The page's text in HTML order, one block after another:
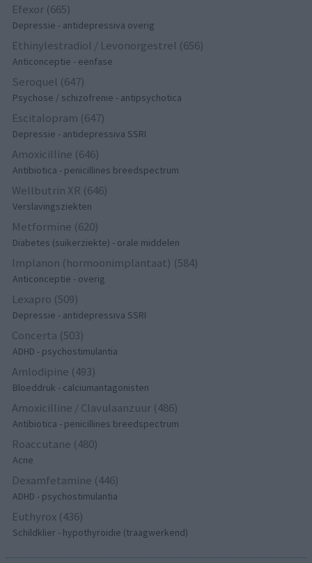
Efexor (665)
Depressie - antidepressiva overig
Ethinylestradiol / Levonorgestrel (656)
Anticonceptie - eenfase
Seroquel (647)
Psychose / schizofrenie - antipsychotica
Escitalopram (647)
Depressie - antidepressiva SSRI
Amoxicilline (646)
Antibiotica - penicillines breedspectrum
Wellbutrin XR (646)
Verslavingsziekten
Metformine (620)
Diabetes (suikerziekte) - orale middelen
Implanon (hormoonimplantaat) (584)
Anticonceptie - overig
Lexapro (509)
Depressie - antidepressiva SSRI
Concerta (503)
ADHD - psychostimulantia
Amlodipine (493)
Bloeddruk - calciumantagonisten
Amoxicilline / Clavulaanzuur (486)
Antibiotica - penicillines breedspectrum
Roaccutane (480)
Acne
Dexamfetamine (446)
ADHD - psychostimulantia
Euthyrox (436)
Schildklier - hypothyroidie (traagwerkend)